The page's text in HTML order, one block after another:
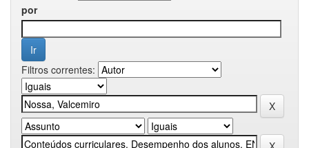
por
Filtros correntes: